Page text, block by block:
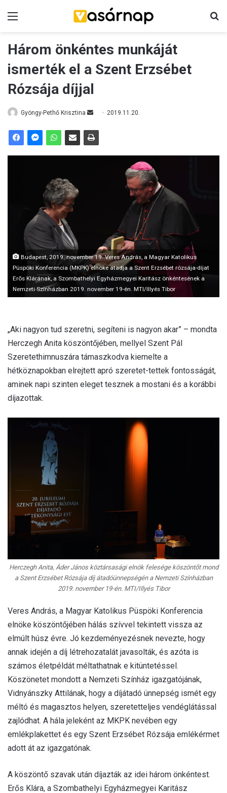
Három önkéntes munkáját
ismerték el a Szent Erzsébet
Rózsája díjjal
Gyöngy-Pethő Krisztina
n
2019.11.20.
Budapest, 2019. november 19. Veres András, a Magyar Katolikus
Püspöki Konferencia (MKPK) elnöke átadja a Szent Erzsébet rózsája-díjat
Erõs Klárának, a Szombathelyi Egyházmegyei Karitász önkéntesének a
Nemzeti Színházban 2019. november 19-én. MTI/Illyés Tibor
„Aki nagyon tud szeretni, segíteni is nagyon akar” – mondta
Herczegh Anita köszöntőjében, mellyel Szent Pál
Szeretethimnuszára támaszkodva kiemelte a
hétköznapokban elrejtett apró szeretet-tettek fontosságát,
aminek napi szinten eleget tesznek a mostani és a korábbi
díjazottak.
Herczegh Anita, Áder János köztársasági elnök felesége köszöntőt mond
a Szent Erzsébet Rózsája díj átadóünnepségén a Nemzeti Színházban
2019. november 19-én. MTI/Illyés Tibor
Veres András, a Magyar Katolikus Püspöki Konferencia
elnöke köszöntőjében hálás szívvel tekintett vissza az
elmúlt húsz évre. Jó kezdeményezésnek nevezte, hogy
annak idején a díj létrehozatalát javasolták, és azóta is
számos életpéldát méltathatnak e kitüntetéssel.
Köszönetet mondott a Nemzeti Színház igazgatójának,
Vidnyánszky Attilának, hogy a díjátadó ünnepség ismét egy
méltó és magasztos helyen, szeretetteljes vendéglátással
zajlódhat. A hála jeleként az MKPK nevében egy
emlékplakettet és egy Szent Erzsébet Rózsája emlékérmet
adott át az igazgatónak.
A köszöntő szavak után díjazták az idei három önkéntest.
Erős Klára, a Szombathelyi Egyházmegyei Karitász